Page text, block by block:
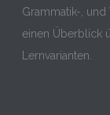
Grammatik-,
einen Überblick
Lernvarianten.